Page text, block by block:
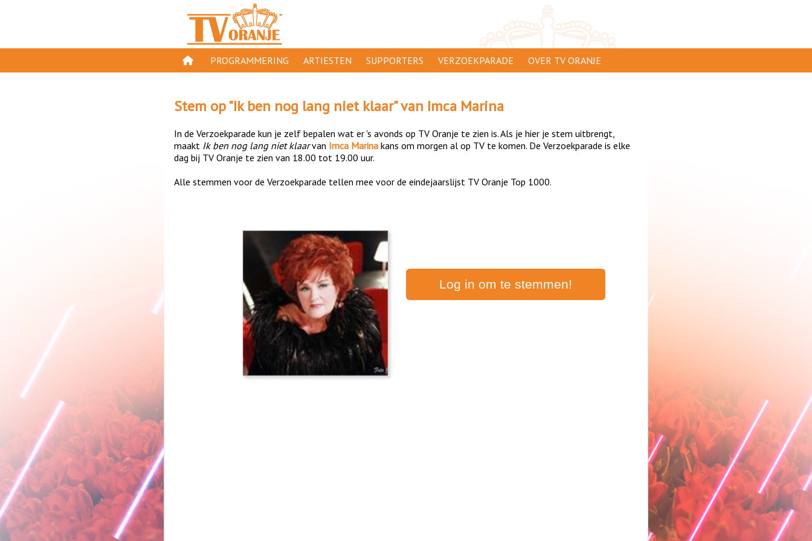
PROGRAMMERING
GESPEELD OP TV ORANJE
ORANJE KROON
TV ORANJE TOP 1000
11 VAN ORANJE
ARTIESTEN SUPPORTERS
AANMELDEN
VERZOEKPARADE OVER TV ORANJE
ADVERTEREN
PRIVACY
Stem op "Ik ben nog lang niet klaar" van Imca Marina
In de Verzoekparade kun je zelf bepalen wat er 's avonds op TV Oranje te zien is. Als je hier je stem uitbrengt,
maakt Ik ben nog lang niet klaarvan Imca Marina kans om morgen al op TV te komen. De Verzoekparade is elke
dag bij TV Oranje te zien van 18.00 tot 19.00 uur.
Alle stemmen voor de Verzoekparade tellen mee voor de eindejaarslijst TV Oranje Top 1000.
Log in om te stemmen!